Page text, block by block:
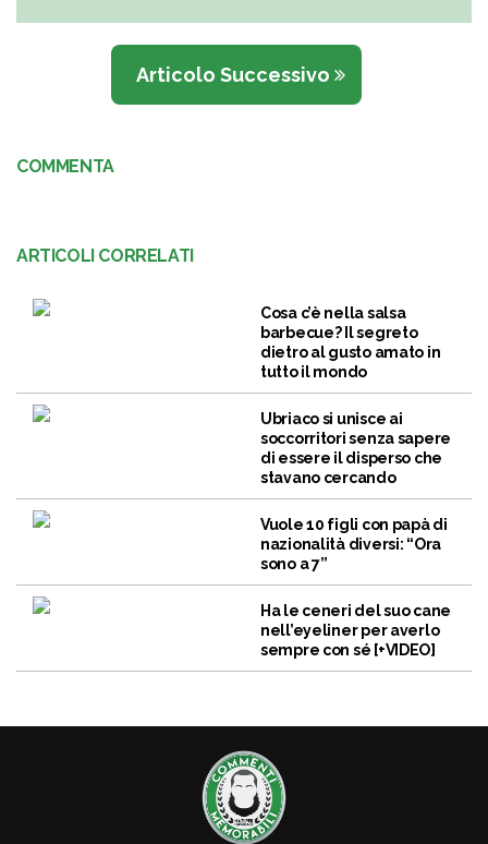
Articolo Successivo
COMMENTA
ARTICOLI CORRELATI
Cosa c’è nella salsa
barbecue? Il segreto
dietro al gusto amato in
tutto il mondo
Ubriaco si unisce ai
soccorritori senza sapere
di essere il disperso che
stavano cercando
Vuole 10 figli con papà di
nazionalità diversi: “Ora
sono a 7”
Ha le ceneri del suo cane
nell’eyeliner per averlo
sempre con sé [+VIDEO]